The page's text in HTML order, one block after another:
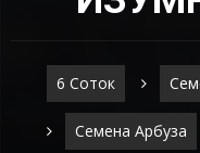
6 Соток
Семена Арбуза